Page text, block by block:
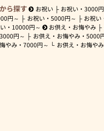
ら探す お祝い お祝い・3000
円～ お祝い・ 5000円～ お祝い
・ 10000円～ お供え・お悔やみ
3000円～ お供え・お悔やみ・ 5000
やみ・ 7000円～ お供え・お悔やみ